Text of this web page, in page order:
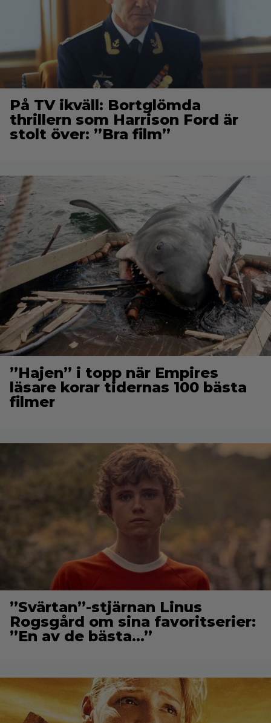
På TV ikväll: Bortglömda
thrillern som Harrison Ford är
stolt över: ”Bra film”
”Hajen” i topp när Empires
läsare korar tidernas 100 bästa
filmer
”Svärtan”-stjärnan Linus
Rogsgård om sina favoritserier:
”En av de bästa…”